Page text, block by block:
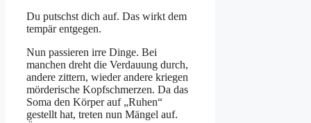
Du putschst dich auf. Das wirkt dem
tempär entgegen.
Nun passieren irre Dinge. Bei
manchen dreht die Verdauung durch,
andere zittern, wieder andere kriegen
mörderische Kopfschmerzen. Da das
Soma den Körper auf „Ruhen“
gestellt hat, treten nun Mängel auf.